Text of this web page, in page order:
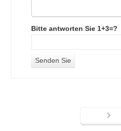
Bitte antworten Sie 1+3=?